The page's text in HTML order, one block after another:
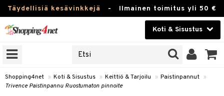
Täydellisiä kesävinkkejä - Ilmainen toimitus yli 50 €
Koti & Sisustus
Kauneudenhoito
Piilolinssit
Shopping4net » Koti & Sisustus » Keittiö & Tarjoilu » Paistinpannut »
Trivence Paistinpannu Ruostumaton pinnoite